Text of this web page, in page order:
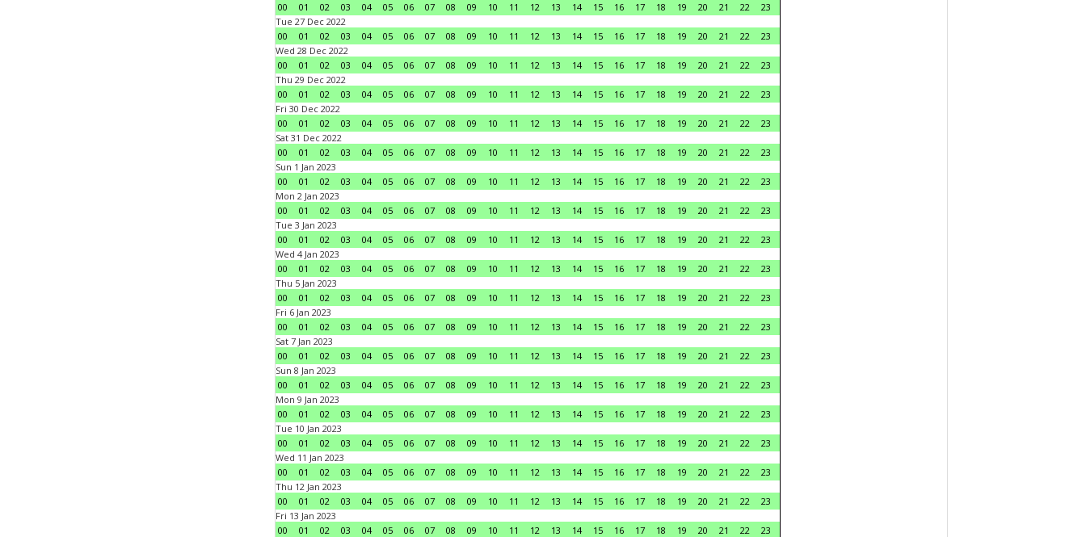
00
01 02 03 04 05 06 07 08 09 10 11 12 13 14 15 16 17 18 19 20 21 22
23
Tue 27 Dec 2022
00
01 02 03 04 05 06 07 08 09 10 11 12 13 14 15 16 17 18 19 20 21 22
23
Wed 28 Dec 2022
00
01 02 03 04 05 06 07 08 09 10 11 12 13 14 15 16 17 18 19 20 21 22
23
Thu 29 Dec 2022
00
01 02 03 04 05 06 07 08 09 10 11 12 13 14 15 16 17 18 19 20 21 22
23
Fri 30 Dec 2022
00
01 02 03 04 05 06 07 08 09 10 11 12 13 14 15 16 17 18 19 20 21 22
23
Sat 31 Dec 2022
00
01 02 03 04 05 06 07 08 09 10 11 12 13 14 15 16 17 18 19 20 21 22
23
Sun 1 Jan 2023
00
01 02 03 04 05 06 07 08 09 10 11 12 13 14 15 16 17 18 19 20 21 22
23
Mon 2 Jan 2023
00
01 02 03 04 05 06 07 08 09 10 11 12 13 14 15 16 17 18 19 20 21 22
23
Tue 3 Jan 2023
00
01 02 03 04 05 06 07 08 09 10 11 12 13 14 15 16 17 18 19 20 21 22
23
Wed 4 Jan 2023
00
01 02 03 04 05 06 07 08 09 10 11 12 13 14 15 16 17 18 19 20 21 22
23
Thu 5 Jan 2023
00
01 02 03 04 05 06 07 08 09 10 11 12 13 14 15 16 17 18 19 20 21 22
23
Fri 6 Jan 2023
00
01 02 03 04 05 06 07 08 09 10 11 12 13 14 15 16 17 18 19 20 21 22
23
Sat 7 Jan 2023
00
01 02 03 04 05 06 07 08 09 10 11 12 13 14 15 16 17 18 19 20 21 22
23
Sun 8 Jan 2023
00
01 02 03 04 05 06 07 08 09 10 11 12 13 14 15 16 17 18 19 20 21 22
23
Mon 9 Jan 2023
00
01 02 03 04 05 06 07 08 09 10 11 12 13 14 15 16 17 18 19 20 21 22
23
Tue 10 Jan 2023
00
01 02 03 04 05 06 07 08 09 10 11 12 13 14 15 16 17 18 19 20 21 22
23
Wed 11 Jan 2023
00
01 02 03 04 05 06 07 08 09 10 11 12 13 14 15 16 17 18 19 20 21 22
23
Thu 12 Jan 2023
00
01 02 03 04 05 06 07 08 09 10 11 12 13 14 15 16 17 18 19 20 21 22
23
Fri 13 Jan 2023
00
01 02 03 04 05 06 07 08 09 10 11 12 13 14 15 16 17 18 19 20 21 22
23